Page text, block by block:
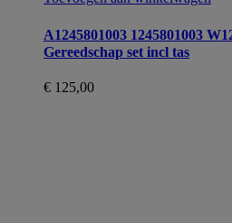
A1245801003 1245801003
Gereedschap set incl tas
€ 125,00